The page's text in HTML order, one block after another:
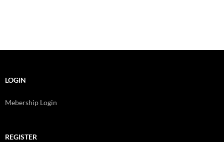
LOGIN
Mebership Login
REGISTER